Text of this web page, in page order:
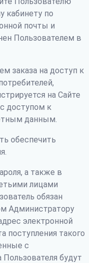
кабинету по
почты и
Пользователем в
заказа на доступ к
на Сайте
доступом к
данным.
обеспечить
а также в
лицами
обязан
Администратору
электронной
поступления такого
с
будут